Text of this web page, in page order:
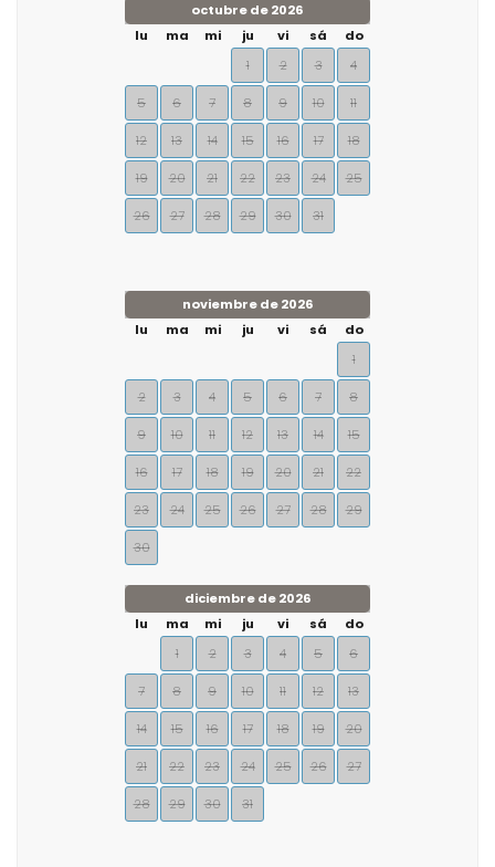
octubre de 2026
lu
ma mi ju vi sá
do
1
2 3 4
5 6 7 8 9 10 11
12 13 14 15 16 17 18
19 20 21 22 23 24 25
26 27 28 29 30 31
noviembre de 2026
lu
ma mi ju vi sá
do
1
2 3 4 5 6 7 8
9 10 11 12 13 14 15
16 17 18 19 20 21 22
23 24 25 26 27 28 29
30
diciembre de 2026
lu
ma mi ju vi sá
do
1
2 3 4 5 6
7 8 9 10 11 12 13
14 15 16 17 18 19 20
21 22 23 24 25 26 27
28 29 30 31